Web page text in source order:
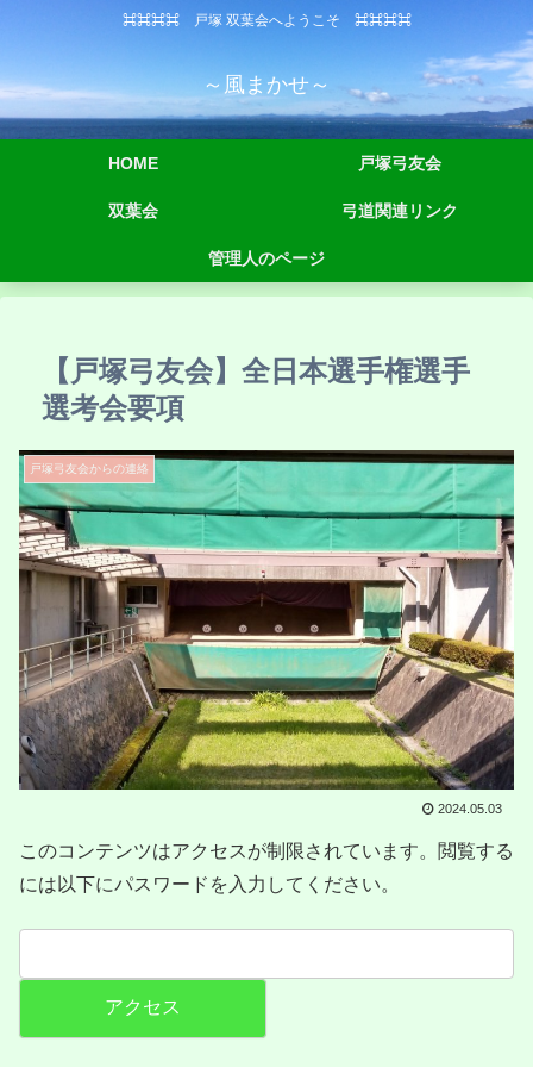
⌘⌘⌘⌘ 戸塚 双葉会へようこそ ⌘⌘⌘⌘
～風まかせ～
HOME 戸塚弓友会
双葉会 弓道関連リンク
管理人のページ
【戸塚弓友会】全日本選手権選手
選考会要項
戸塚弓友会からの連絡
2024.05.03
このコンテンツはアクセスが制限されています。閲覧する
には以下にパスワードを入力してください。